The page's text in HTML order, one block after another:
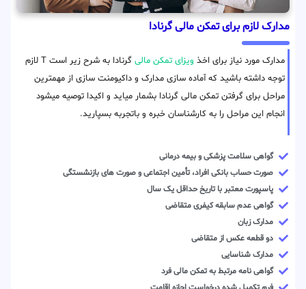
مدارک لازم برای تمکن مالی گرنادا
مدارک مورد نیاز برای اخذ ویزای تمکن مالی
گرنادا به شرح زیر است T لازم
توجه داشته باشید که آماده سازی مدارک و داکیومنت سازی از مهمترین
مراحل برای گرفتن تمکن مالی گرنادا بشمار میاید و اکیدا توصیه میشود
انجام این مراحل را به کارشناسان خبره و باتجربه بسپارید.
گواهی سلامت پزشکی و بیمه درمانی
صورت حساب بانکی افراد، تأمین اجتماعی و صورت های بازنشستگی
پاسپورت معتبر با تاریخ حداقل یک سال
گواهی عدم سابقه کیفری متقاضی
مدارک زبان
دو قطعه عکس از متقاضی
مدارک شناسایی
گواهی نامه مرتبط به تمکن مالی فرد